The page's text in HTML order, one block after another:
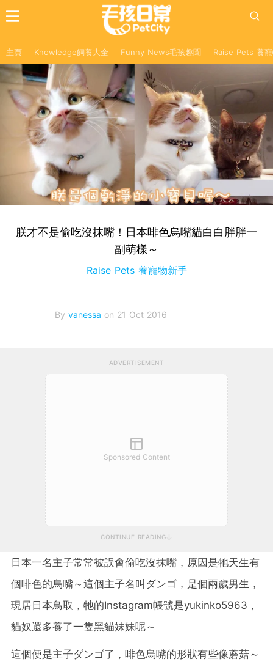
主頁 Knowledge飼養大全 Funny News毛孩趣聞 Raise Pets 養
朕才不是偷吃沒抹嘴！日本啡色烏嘴貓白白胖胖一
副萌樣～
Raise Pets 養寵物新手
By vanessa on 21 Oct 2016
ADVERTISEMENT
Sponsored Content
CONTINUE READING
日本一名主子常常被誤會偷吃沒抹嘴，原因是牠天生有
個啡色的烏嘴～這個主子名叫ダンゴ，是個兩歲男生，
現居日本鳥取，牠的Instagram帳號是yukinko5963，
貓奴還多養了一隻黑貓妹妹呢～
這個便是主子ダンゴ了，啡色烏嘴的形狀有些像蘑菇～